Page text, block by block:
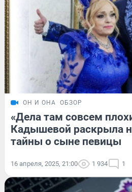
ОН И ОНА ОБЗОР
«Дела там совсем
Кадышевой раскрыла
тайны о сыне певицы
16 апреля, 2025, 21:00 1 934 1